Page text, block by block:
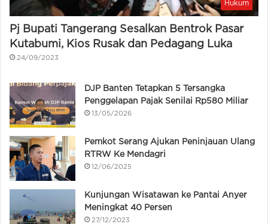
Hukum
Pj Bupati Tangerang Sesalkan Bentrok Pasar
Kutabumi, Kios Rusak dan Pedagang Luka
24/09/2023
DJP Banten Tetapkan 5 Tersangka
Penggelapan Pajak Senilai Rp580 Miliar
13/05/2026
Pemkot Serang Ajukan Peninjauan Ulang
RTRW Ke Mendagri
12/06/2025
Kunjungan Wisatawan ke Pantai Anyer
Meningkat 40 Persen
27/12/2023